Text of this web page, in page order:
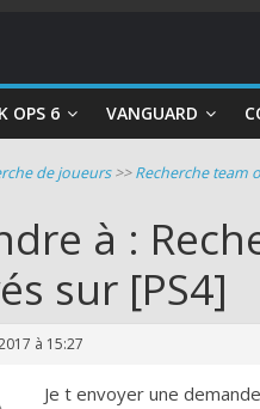
OPS 6 VANGUARD
de joueurs>>Recherche team
à :
sur [PS4]
à 15:27
Je t envoyer une